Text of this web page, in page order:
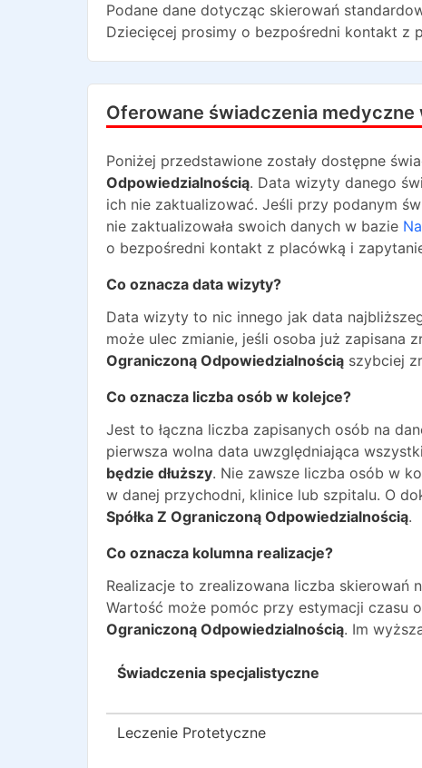
Podane dane dotycząc skierowań
Dziecięcej prosimy o bezpośredni kontakt z
Oferowane świadczenia medyczne
Poniżej przedstawione zostały dostępne
Odpowiedzialnością. Data wizyty danego
ich nie zaktualizować. Jeśli przy podanym
nie zaktualizowała swoich danych w bazie
o bezpośredni kontakt z placówką i
Co oznacza data wizyty?
Data wizyty to nic innego jak data
może ulec zmianie, jeśli osoba już zapisana
Ograniczoną Odpowiedzialnością szybciej
Co oznacza liczba osób w kolejce?
Jest to łączna liczba zapisanych osób na
pierwsza wolna data uwzględniająca
będzie dłuższy. Nie zawsze liczba osób w
w danej przychodni, klinice lub szpitalu. O
Spółka Z Ograniczoną Odpowiedzialnością.
Co oznacza kolumna realizacje?
Realizacje to zrealizowana liczba skierowań
Wartość może pomóc przy estymacji czasu
Ograniczoną Odpowiedzialnością. Im
Świadczenia specjalistyczne
Leczenie Protetyczne